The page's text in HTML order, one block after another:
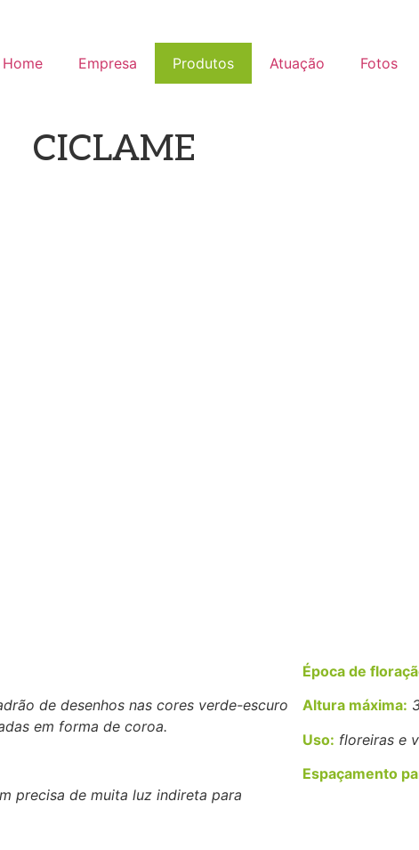
Home Empresa Produtos Atuação Fotos
CICLAME
de desenhos nas cores verde-escuro
em forma de coroa.
precisa de muita luz indireta para
Época de
Altura máxima:
Uso: floreiras e
Espaçamento